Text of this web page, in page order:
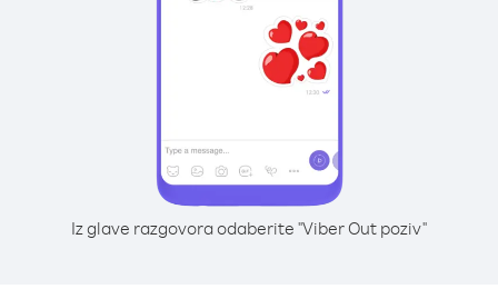
Iz glave razgovora odaberite "Viber Out poziv"